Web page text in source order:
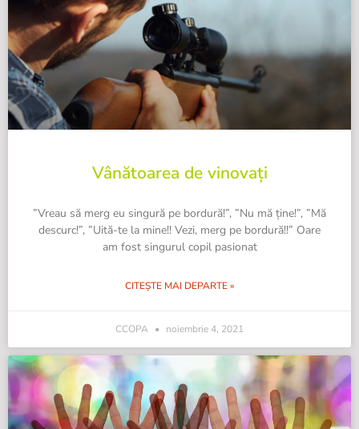
Vânătoarea de vinovați
”Vreau să merg eu singură pe bordură!”, ”Nu mă ține!”, ”Mă
descurc!”, ”Uită-te la mine!! Vezi, merg pe bordură!!” Oare
am fost singurul copil pasionat
CITEȘTE MAI DEPARTE »
CCOPA noiembrie 4, 2021